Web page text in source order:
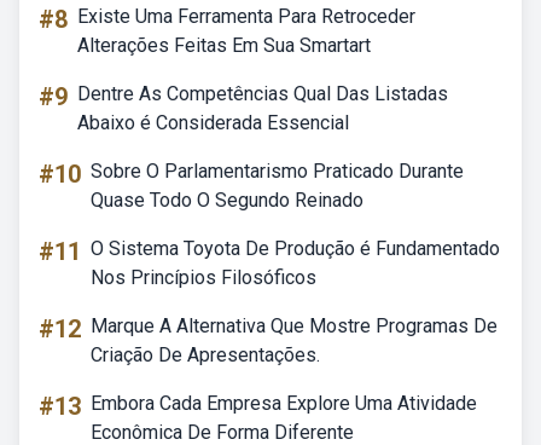
#8 Existe Uma Ferramenta Para Retroceder
Alterações Feitas Em Sua Smartart
#9 Dentre As Competências Qual Das Listadas
Abaixo é Considerada Essencial
#10 Sobre O Parlamentarismo Praticado Durante
Quase Todo O Segundo Reinado
#11 O Sistema Toyota De Produção é Fundamentado
Nos Princípios Filosóficos
#12 Marque A Alternativa Que Mostre Programas De
Criação De Apresentações.
#13 Embora Cada Empresa Explore Uma Atividade
Econômica De Forma Diferente